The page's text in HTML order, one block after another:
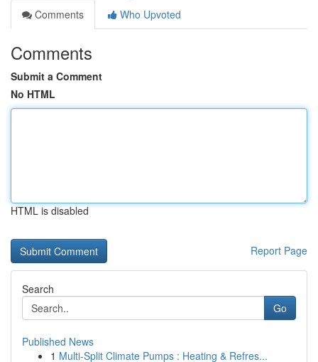
Comments
Who Upvoted
Comments
Submit a Comment
No HTML
HTML is disabled
Report Page
Search
Go
Published News
1 Multi-Split Climate Pumps : Heating & Refres...